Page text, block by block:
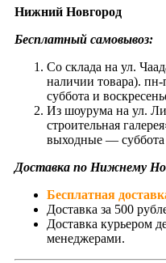
Нижний Новгород
Бесплатный самовывоз:
Со склада на ул.
наличии товара).
суббота и
Из шоурума на ул.
строительная
выходные — суббота
Доставка по Нижнему
Бесплатная
Доставка за 500
Доставка курьером
менеджерами.